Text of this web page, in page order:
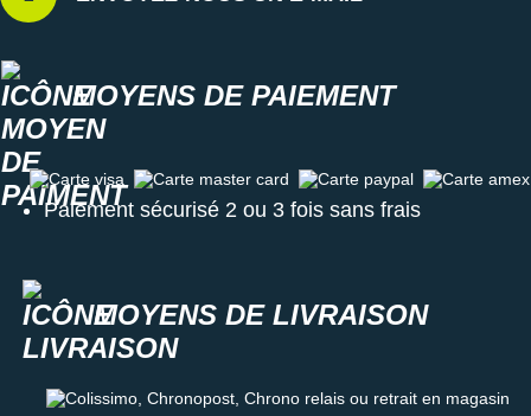
MOYENS DE PAIEMENT
Carte visa Carte master card Carte paypal Carte amex
Paiement sécurisé 2 ou 3 fois sans frais
MOYENS DE LIVRAISON
Colissimo, Chronopost, Chrono relais ou retrait en magasin